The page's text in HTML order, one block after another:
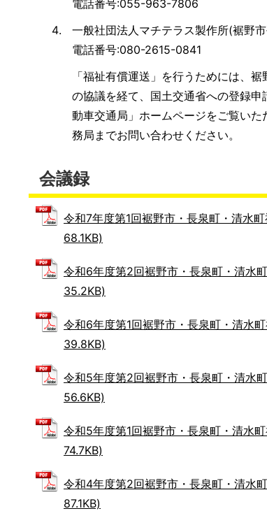
電話番号:055-963-7806
一般社団法人マチテラス製作所(裾野
電話番号:080-2615-0841
「福祉有償運送」を行うためには、
の協議を経て、国土交通省への登録
動車交通局」ホームページをご覧い
務局までお問い合わせください。
会議録
令和7年度第1回裾野市・長泉町・清水
68.1KB)
令和6年度第2回裾野市・長泉町・清水
35.2KB)
令和6年度第1回裾野市・長泉町・清水
39.8KB)
令和5年度第2回裾野市・長泉町・清水
56.6KB)
令和5年度第1回裾野市・長泉町・清水
74.7KB)
令和4年度第2回裾野市・長泉町・清水
87.1KB)